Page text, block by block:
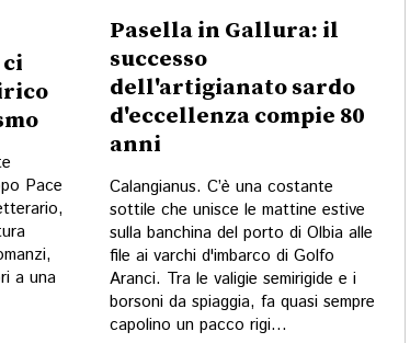
Pace
a una
Pasella in Gallura: il
successo
dell'artigianato sardo
d'eccellenza compie 80
anni
Calangianus. C’è una costante
sottile che unisce le mattine estive
sulla banchina del porto di Olbia alle
file ai varchi d'imbarco di Golfo
Aranci. Tra le valigie semirigide e i
borsoni da spiaggia, fa quasi sempre
capolino un pacco rigi...